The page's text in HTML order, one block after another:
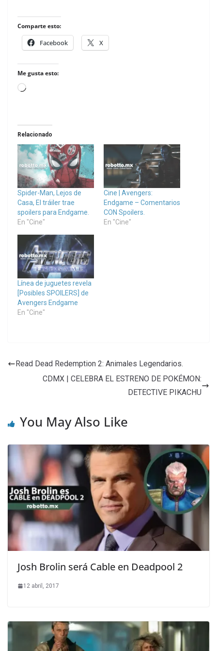
Comparte esto:
Facebook X
Me gusta esto:
Loading…
Relacionado
Spider-Man, Lejos de
Casa, El tráiler trae
spoilers para Endgame.
En "Cine"
Cine | Avengers:
Endgame – Comentarios
CON Spoilers.
En "Cine"
Línea de juguetes revela
[Posibles SPOILERS] de
Avengers Endgame
En "Cine"
Read Dead Redemption 2: Animales Legendarios.
CDMX | CELEBRA EL ESTRENO DE POKÉMON:
DETECTIVE PIKACHU
You May Also Like
Josh Brolin será Cable en Deadpool 2
12 abril, 2017